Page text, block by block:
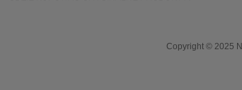
Copyright © 2025